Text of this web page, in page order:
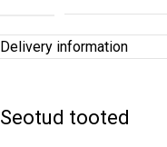
Delivery information
Seotud tooted